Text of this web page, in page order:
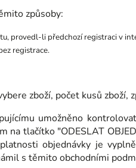
způsoby:
provedl-li předchozí registraci v
registrace.
zboží, počet kusů zboží,
umožněno
na tlačítko "ODESLAT
objednávky je
s těmito obchodními